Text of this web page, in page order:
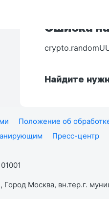
Ошибка
Найдите
Положение об
Пресс-центр
Москва, вн.тер.г.